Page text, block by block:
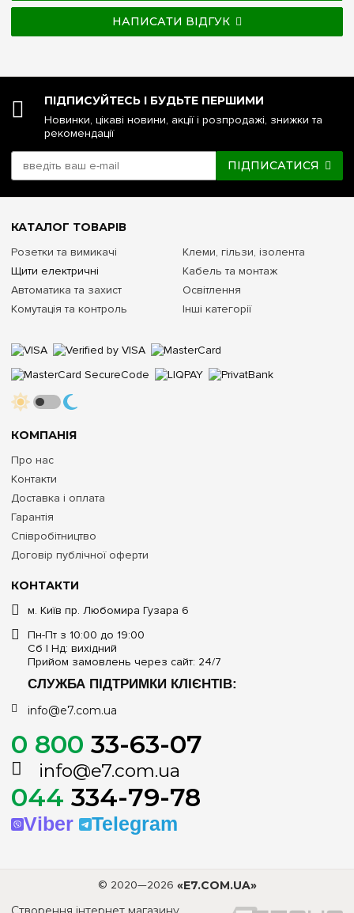
НАПИСАТИ ВІДГУК
ПІДПИСУЙТЕСЬ І БУДЬТЕ ПЕРШИМИ
Новинки, цікаві новини, акції і розпродажі, знижки та
рекомендації
ПІДПИСАТИСЯ
КОНТАКТИ
м. Київ пр. Любомира Гузара 6
Пн-Пт з 10:00 до 19:00
Сб | Нд: вихідний
Прийом замовлень через сайт: 24/7
СЛУЖБА ПІДТРИМКИ КЛІЄНТІВ:
info@e7.com.ua
0 800 33-63-07
info@e7.com.ua
044 334-79-78
Viber Telegram
КОМПАНІЯ
Про нас
Контакти
Доставка і оплата
Гарантія
Співробітництво
Договір публічної оферти
КАТАЛОГ ТОВАРІВ
Розетки та вимикачі
Щити електричні
Автоматика та захист
Комутація та контроль
Клеми, гільзи, ізолента
Кабель та монтаж
Освітлення
Інші категорії
© 2020—2026 «E7.COM.UA»